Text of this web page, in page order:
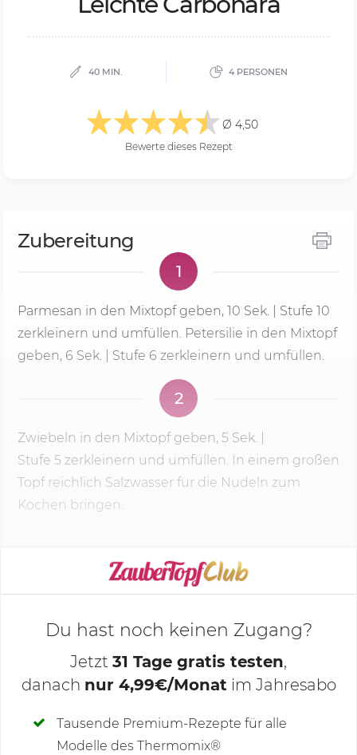
40 MIN. 4 PERSONEN
Ø 4,50
Bewerte dieses Rezept
Zubereitung
1
Parmesan in den Mixtopf geben, 10 Sek.
| Stufe 10
zerkleinern und umfüllen. Petersilie in den Mixtopf
geben, 6 Sek. | Stufe 6 zerkleinern und umfüllen.
2
Zwiebeln in den Mixtopf geben, 5 Sek.
Stufe 5 zerkleinern und umfüllen. In einem großen
Topf reichlich Salzwasser für die Nudeln zum
Kochen bringen.
KOCHMODUS STARTEN
Deine Notizen
Du hast noch keinen Zugang?
Jetzt 31 Tage gratis testen,
danach nur 4,99€/Monat im Jahresabo
Tausende Premium-Rezepte für alle
Modelle des Thermomix®